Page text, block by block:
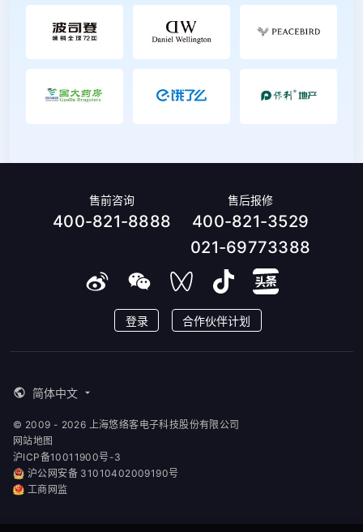
售前咨询
400-821-8888
售后报修
400-821-3529
021-69773388
登录 合作伙伴计划
简体中文
© 2009 - 2026 上海悠络客电子科技股份有限公司
网站地图
沪ICP备10011900号-3
沪公网安备 31010402009190号
工商网监